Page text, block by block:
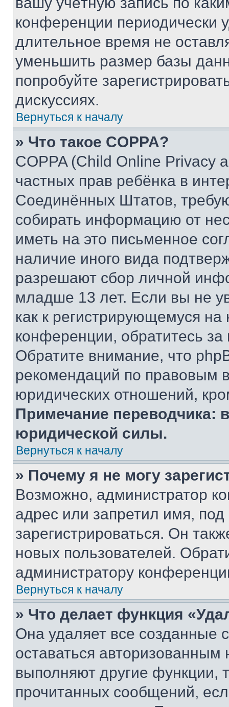
конференции периодически
длительное время не
уменьшить размер базы
попробуйте
дискуссиях.
Вернуться к началу
» Что такое COPPA?
COPPA (Child Online Privacy
частных прав ребёнка в
Соединённых Штатов,
собирать информацию от
иметь на это письменное
наличие иного вида
разрешают сбор личной
младше 13 лет. Если вы не
как к регистрирующемуся
конференции, обратитесь
Обратите внимание, что
рекомендаций по правовым
юридических отношений,
Примечание переводчика:
юридической силы.
Вернуться к началу
» Почему я не могу
Возможно, администратор
адрес или запретил имя,
зарегистрироваться. Он
новых пользователей.
администратору
Вернуться к началу
» Что делает функция
Она удаляет все созданные
оставаться
выполняют другие функции,
прочитанных сообщений,